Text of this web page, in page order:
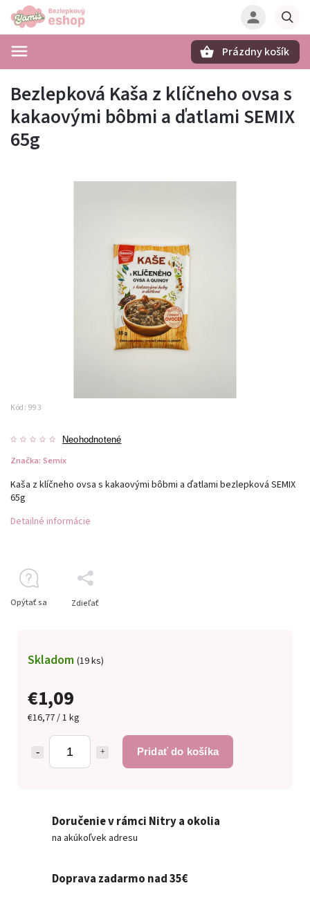
Prázdny košík
Bezlepková Kaša z klíčneho ovsa s
kakaovými bôbmi a ďatlami SEMIX
65g
Kód: 993
Neohodnotené
Značka: Semix
€1,09
€16,77 / 1 kg
Pridať do košíka
Skladom (19 ks)
Kaša z klíčneho ovsa s kakaovými bôbmi a ďatlami bezlepková SEMIX
65g
Detailné informácie
Opýtať sa Zdieľať
Doručenie v rámci Nitry a okolia
na akúkoľvek adresu
Doprava zadarmo nad 35€